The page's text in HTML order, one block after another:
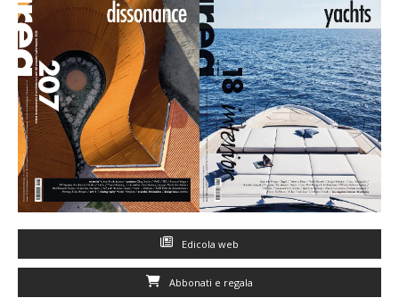
Edicola web
Abbonati e regala